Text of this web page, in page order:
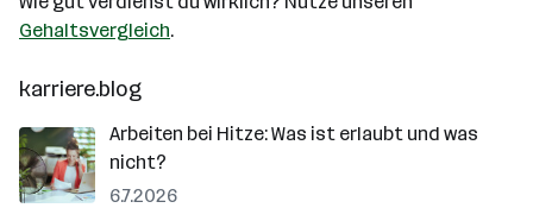
Gehaltsvergleich.
karriere.blog
Arbeiten bei Hitze: Was ist erlaubt und was
nicht?
6.7.2026